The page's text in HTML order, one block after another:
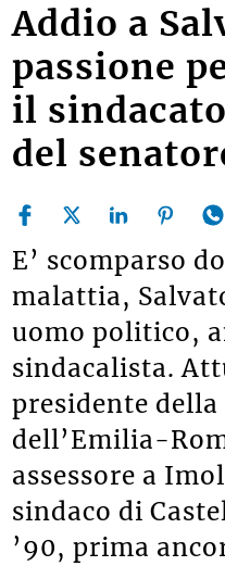
Addio a
passione
il
del
E’ scomparso
malattia,
uomo politico,
sindacalista.
presidente
dell’Emilia-
assessore a
sindaco di
’90, prima